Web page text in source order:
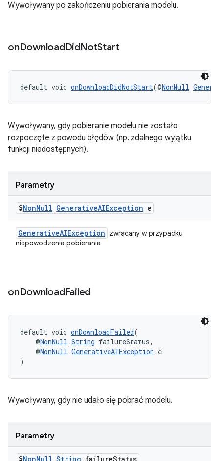
Wywoływany po zakończeniu pobierania modelu.
onDownloadDidNotStart
default void onDownloadDidNotStart(@NonNull
Wywoływany, gdy pobieranie modelu nie zostało
rozpoczęte z powodu błędów (np. zdalnego wyjątku
funkcji niedostępnych).
Parametry
@NonNull GenerativeAIException e
GenerativeAIException
zwracany w przypadku
niepowodzenia pobierania
onDownloadFailed
default void onDownloadFailed(
@NonNull String failureStatus,
@NonNull GenerativeAIException e
)
Wywoływany, gdy nie udało się pobrać modelu.
Parametry
@NonNull String failureStatus